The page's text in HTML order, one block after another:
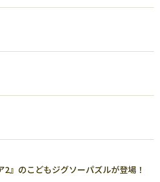
』のこどもジグソーパズルが登場！